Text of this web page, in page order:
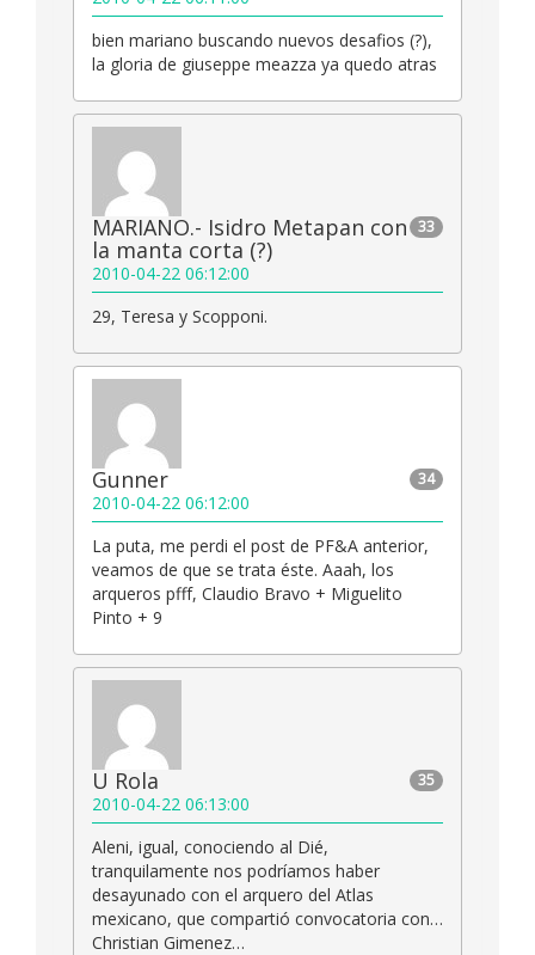
bien mariano buscando nuevos desafios (?),
la gloria de giuseppe meazza ya quedo atras
33
MARIANO.- Isidro Metapan con
la manta corta (?)
2010-04-22 06:12:00
29, Teresa y Scopponi.
34
Gunner
2010-04-22 06:12:00
La puta, me perdi el post de PF&A anterior,
veamos de que se trata éste. Aaah, los
arqueros pfff, Claudio Bravo + Miguelito
Pinto + 9
35
U Rola
2010-04-22 06:13:00
Aleni, igual, conociendo al Dié,
tranquilamente nos podríamos haber
desayunado con el arquero del Atlas
mexicano, que compartió convocatoria con…
Christian Gimenez…